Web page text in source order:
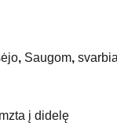
, Saugom,
į didelę